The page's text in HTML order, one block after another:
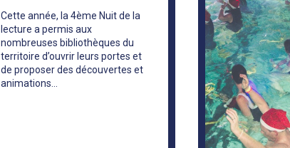
Cette année, la 4ème Nuit de la
lecture a permis aux
nombreuses bibliothèques du
territoire d’ouvrir leurs portes et
de proposer des découvertes et
animations…